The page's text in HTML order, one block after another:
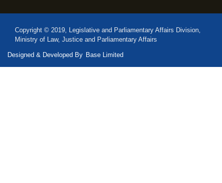
Copyright © 2019, Legislative and Parliamentary Affairs Division,
Ministry of Law, Justice and Parliamentary Affairs
Designed & Developed By Base Limited